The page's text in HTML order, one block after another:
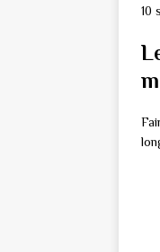
10